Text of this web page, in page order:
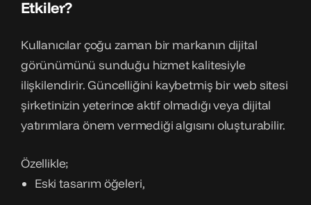
Etkiler?
Kullanıcılar çoğu zaman bir markanın dijital
görünümünü sunduğu hizmet kalitesiyle
ilişkilendirir. Güncelliğini kaybetmiş bir web sitesi
şirketinizin yeterince aktif olmadığı veya dijital
yatırımlara önem vermediği algısını oluşturabilir.
Özellikle;
Eski tasarım öğeleri,